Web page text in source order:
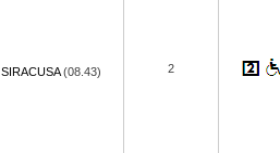
SIRACUSA(08.43) 2